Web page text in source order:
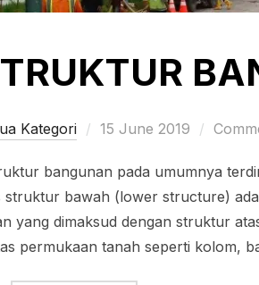
Kategori
Posted
15 June 2019
bangunan pada umumnya
bawah (lower structure)
yang dimaksud dengan struktur
permukaan tanah seperti kolom,